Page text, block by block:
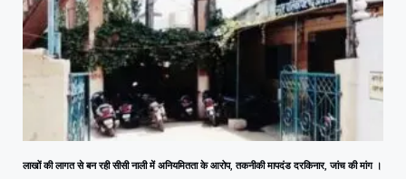
लाखों की लागत से बन रही सीसी नाली में अनियमितता के आरोप, तकनीकी मापदंड दरकिनार, जांच की मांग ।